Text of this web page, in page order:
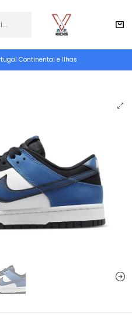
Continental e Ilhas